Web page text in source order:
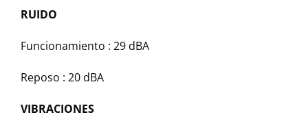
RUIDO
Funcionamiento : 29 dBA
Reposo : 20 dBA
VIBRACIONES